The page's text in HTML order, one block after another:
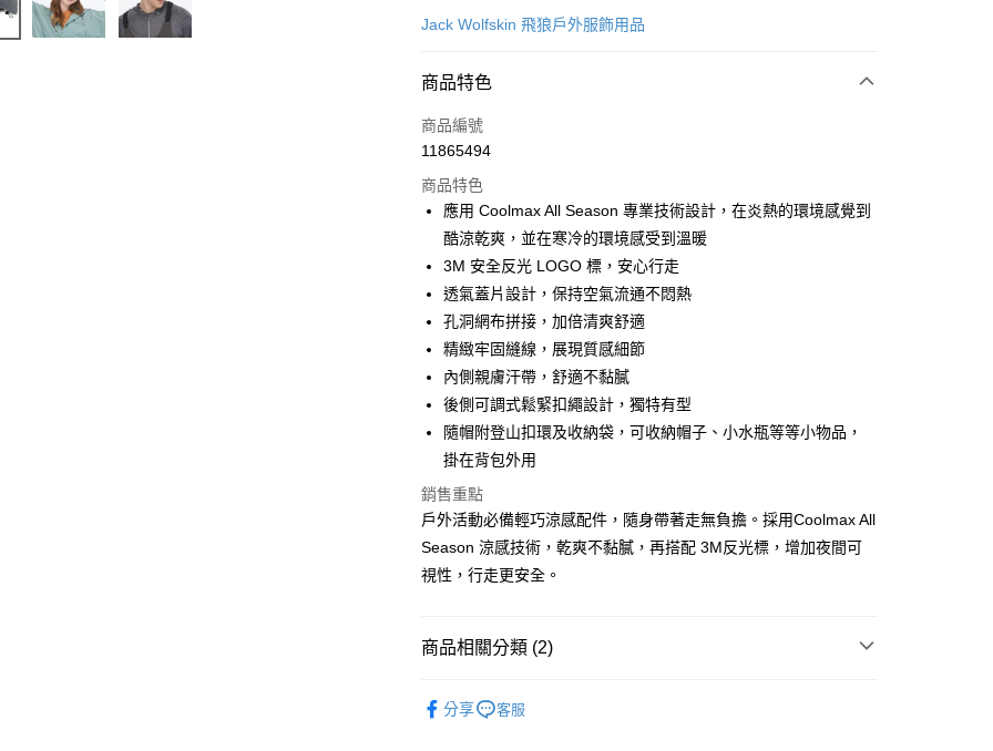
信用卡一次付款
街口支付
悠遊付
Google Pay
全盈+PAY
大哥付你分期
【大哥付你分期使用說明】
1.本服務由台灣大哥大提供，台灣大哥大用戶可立即使用無須另外申請。
2.付款方式選擇「大哥付你分期」，訂單成立後會自動跳轉到大哥付的交易
完成交易。
3.實際核准額度、可分期數及費用金額請依後續交易確認頁面所載為準。
消。如遇「轉專審核」未通過狀況，表示未達大哥付你分期系統評分，恕
無法說明評估內容。
【繳款方式說明】
1.分期款項不併入電信帳單，「大哥付你分期」於每月結算日後寄送繳費提
醒簡訊。
【注意事項】
用戶於交易時，得透過本服務購買商品或服務，並由商店將買賣／分期付
款買賣價金債權讓與本公司後，依約使用本公司帳單繳交帳款。
AFTEE先享後付
相關說明
【關於「AFTEE先享後付」】
AFTEE先享後付是「在收到商品之後才付款」的支付方式。 讓您購物簡單
便利好安心！
２．便利：只要手機號碼，簡訊認證，即可結帳。
３．安心：先確認商品／服務後，再付款。
１．於結帳方式選擇「AFTEE先享後付」後，將跳轉至「AFTEE先享後
３．收到繳費通知簡訊後14天內，點擊此簡訊中的連結，可透過四大超商
／ATM／網路銀行／等多元方式進行付款，方視為交易完成。
絡購買商品的店家。未經商家同意取消之訂單仍視為有效，需透過AFTEE
先享後付繳納相關費用。
ATM付款
運送方式
付款後全家取貨
每筆NT$70，滿NT$1,000(含以上)免運費
每筆NT$70，滿NT$1,000(含以上)免運費
每筆NT$100，滿NT$1,200(含以上)免運費
Jack Wolfskin 飛狼戶外服飾用品
商品特色
商品編號
11865494
商品特色
應用 Coolmax All Season 專業技術設計，在炎熱的環境感覺到
酷涼乾爽，並在寒冷的環境感受到溫暖
3M 安全反光 LOGO 標，安心行走
透氣蓋片設計，保持空氣流通不悶熱
孔洞網布拼接，加倍清爽舒適
精緻牢固縫線，展現質感細節
內側親膚汗帶，舒適不黏膩
後側可調式鬆緊扣繩設計，獨特有型
隨帽附登山扣環及收納袋，可收納帽子、小水瓶等等小物品，
掛在背包外用
銷售重點
戶外活動必備輕巧涼感配件，隨身帶著走無負擔。採用Coolmax All
Season 涼感技術，乾爽不黏膩，再搭配 3M反光標，增加夜間可
視性，行走更安全。
商品相關分類 (2)
分享 客服